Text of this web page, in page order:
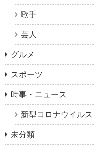
歌手
芸人
グルメ
スポーツ
時事・ニュース
新型コロナウイルス
未分類